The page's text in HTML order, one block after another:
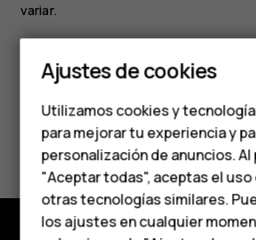
Smartphones
Teléfonos
Teléfonos para
personas
Accesorios
HMD Terra M
variar.
¿Te ha parecido útil?
Sí No
Ajustes de cookies
Utilizamos cookies y
para mejorar tu experiencia y
personalización de anuncios. Al
"Aceptar todas", aceptas el
otras tecnologías similares.
los ajustes en cualquier